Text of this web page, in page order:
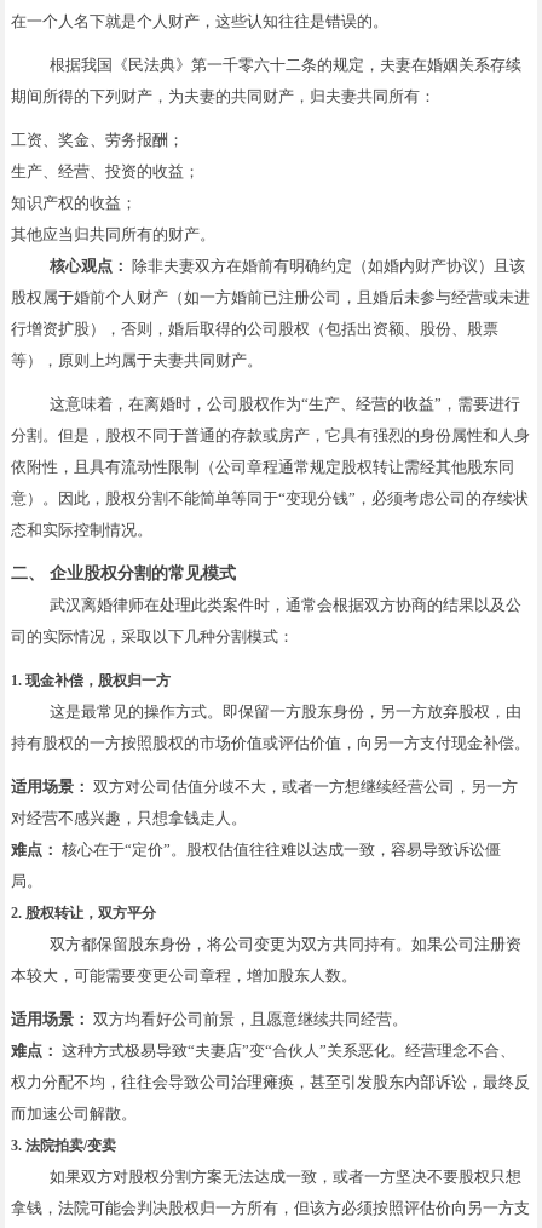
在一个人名下就是个人财产，这些认知往往是错误的。
根据我国《民法典》第一千零六十二条的规定，夫妻在婚姻关系存续
期间所得的下列财产，为夫妻的共同财产，归夫妻共同所有：
工资、奖金、劳务报酬；
生产、经营、投资的收益；
知识产权的收益；
其他应当归共同所有的财产。
核心观点： 除非夫妻双方在婚前有明确约定（如婚内财产协议）且该
股权属于婚前个人财产（如一方婚前已注册公司，且婚后未参与经营或未进
行增资扩股），否则，婚后取得的公司股权（包括出资额、股份、股票
等），原则上均属于夫妻共同财产。
这意味着，在离婚时，公司股权作为“生产、经营的收益”，需要进行
分割。但是，股权不同于普通的存款或房产，它具有强烈的身份属性和人身
依附性，且具有流动性限制（公司章程通常规定股权转让需经其他股东同
意）。因此，股权分割不能简单等同于“变现分钱”，必须考虑公司的存续状
态和实际控制情况。
二、 企业股权分割的常见模式
武汉离婚律师在处理此类案件时，通常会根据双方协商的结果以及公
司的实际情况，采取以下几种分割模式：
1. 现金补偿，股权归一方
这是最常见的操作方式。即保留一方股东身份，另一方放弃股权，由
持有股权的一方按照股权的市场价值或评估价值，向另一方支付现金补偿。
适用场景： 双方对公司估值分歧不大，或者一方想继续经营公司，另一方
对经营不感兴趣，只想拿钱走人。
难点： 核心在于“定价”。股权估值往往难以达成一致，容易导致诉讼僵
局。
2. 股权转让，双方平分
双方都保留股东身份，将公司变更为双方共同持有。如果公司注册资
本较大，可能需要变更公司章程，增加股东人数。
适用场景： 双方均看好公司前景，且愿意继续共同经营。
难点： 这种方式极易导致“夫妻店”变“合伙人”关系恶化。经营理念不合、
权力分配不均，往往会导致公司治理瘫痪，甚至引发股东内部诉讼，最终反
而加速公司解散。
3. 法院拍卖/变卖
如果双方对股权分割方案无法达成一致，或者一方坚决不要股权只想
拿钱，法院可能会判决股权归一方所有，但该方必须按照评估价向另一方支